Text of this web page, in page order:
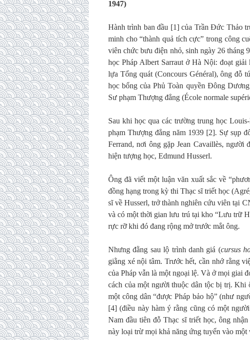
1947)
Hành trình ban đầu [1] của Trần Đức Thảo
minh cho “thành quả tích cực” trong công
viên chức bưu điện nhỏ, sinh ngày 26 tháng
học Pháp Albert Sarraut ở Hà Nội: đoạt
lựa Tổng quát (Concours Général), ông đỗ
học bổng của Phủ Toàn quyền Đông
Sư phạm Thượng đẳng (École normale
Sau khi học qua các trường trung học
phạm Thượng đẳng năm 1939 [2]. Sự sụp
Ferrand, nơi ông gặp Jean Cavaillès, người
hiện tượng học, Edmund Husserl.
Ông đã viết một luận văn xuất sắc về
đồng hạng trong kỳ thi Thạc sĩ triết học
sĩ về Husserl, trở thành nghiên cứu viên tại
và có một thời gian lưu trú tại kho “Lưu trữ
rực rỡ khi đó đang rộng mở trước mắt ông.
Nhưng đằng sau lộ trình danh giá (cursus
giằng xé nội tâm. Trước hết, cần nhớ rằng
của Pháp vẫn là một ngoại lệ. Và ở mọi giai
cách của một người thuộc dân tộc bị trị.
một công dân “được Pháp bảo hộ” (như
[4] (điều này hàm ý rằng cũng có một
Nam đầu tiên đỗ Thạc sĩ triết học, ông
này loại trừ mọi khả năng ứng tuyển vào